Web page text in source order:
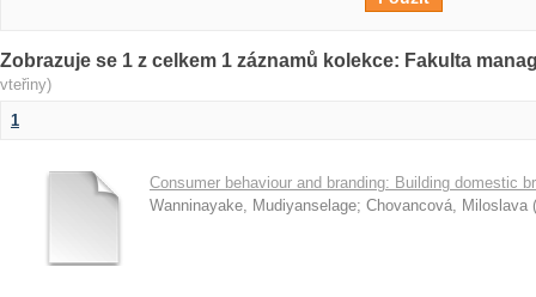
Zobrazuje se 1 z celkem 1 záznamů kolekce: Fakulta
vteřiny)
1
Consumer behaviour and branding: Building domestic
Wanninayake, Mudiyanselage; Chovancová, Miloslava (